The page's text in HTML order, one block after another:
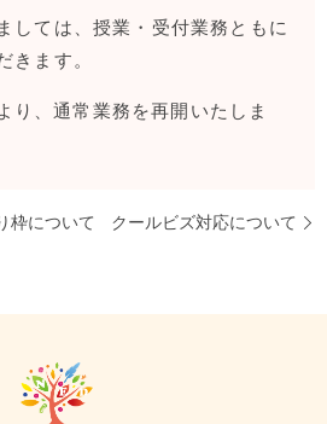
しては、授業・受付業務ともに
きます。
り、通常業務を再開いたしま
枠について クールビズ対応について